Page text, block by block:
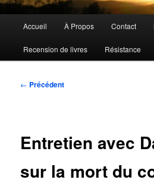
principal
Accueil À Propos Contact
Recension de livres Résistance
Navigation
← Précédent
Entretien avec
sur la mort du